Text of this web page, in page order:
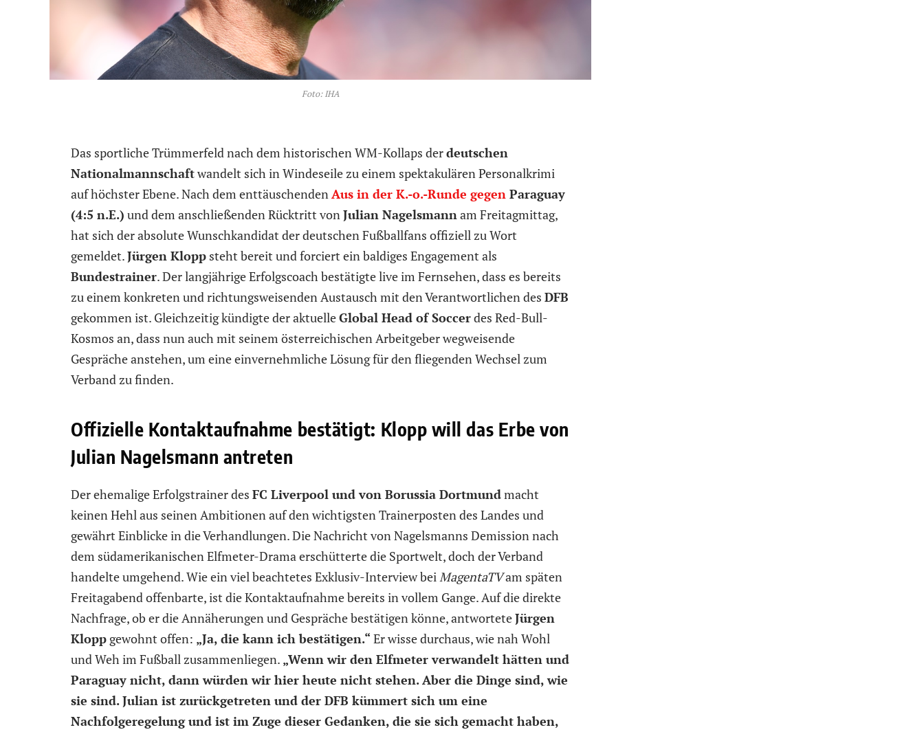
Foto: IHA
Das sportliche Trümmerfeld nach dem historischen WM-Kollaps derdeutschen
Nationalmannschaftwandelt sich in Windeseile zu einem spektakulären Personalkrimi
auf höchster Ebene. Nach dem enttäuschendenAus in der K.-o.-Runde gegen Paraguay
(4:5 n.E.) und dem anschließenden Rücktritt vonJulian Nagelsmannam Freitagmittag,
hat sich der absolute Wunschkandidat der deutschen Fußballfans offiziell zu Wort
gemeldet.Jürgen Klopp steht bereit und forciert ein baldiges Engagement als
Bundestrainer. Der langjährige Erfolgscoach bestätigte live im Fernsehen, dass es bereits
zu einem konkreten und richtungsweisenden Austausch mit den Verantwortlichen des DFB
gekommen ist. Gleichzeitig kündigte der aktuelleGlobal Head of Soccerdes Red-Bull-
Kosmos an, dass nun auch mit seinem österreichischen Arbeitgeber wegweisende
Gespräche anstehen, um eine einvernehmliche Lösung für den fliegenden Wechsel zum
Verband zu finden.
Offizielle Kontaktaufnahme bestätigt: Klopp will das Erbe von
Julian Nagelsmann antreten
Der ehemalige Erfolgstrainer des FC Liverpool und von Borussia Dortmundmacht
keinen Hehl aus seinen Ambitionen auf den wichtigsten Trainerposten des Landes und
gewährt Einblicke in die Verhandlungen. Die Nachricht von Nagelsmanns Demission nach
dem südamerikanischen Elfmeter-Drama erschütterte die Sportwelt, doch der Verband
handelte umgehend. Wie ein viel beachtetes Exklusiv-Interview beiMagentaTVam späten
Freitagabend offenbarte, ist die Kontaktaufnahme bereits in vollem Gange. Auf die direkte
Nachfrage, ob er die Annäherungen und Gespräche bestätigen könne, antworteteJürgen
Klopp gewohnt offen: „Ja, die kann ich bestätigen.“ Er wisse durchaus, wie nah Wohl
und Weh im Fußball zusammenliegen. „Wenn wir den Elfmeter verwandelt hätten und
Paraguay nicht, dann würden wir hier heute nicht stehen. Aber die Dinge sind, wie
sie sind. Julian ist zurückgetreten und der DFB kümmert sich um eine
Nachfolgeregelung und ist im Zuge dieser Gedanken, die sie sich gemacht haben,